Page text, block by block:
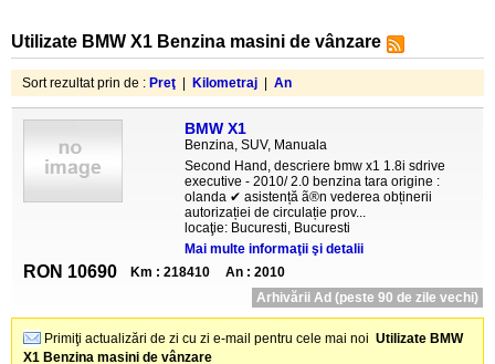
Utilizate BMW X1 Benzina masini de vânzare
Sort rezultat prin de : Preţ Kilometraj An
BMW X1
Benzina, SUV, Manuala
Second Hand, descriere bmw x1 1.8i sdrive
executive - 2010/ 2.0 benzina tara origine :
olanda ✔ asistență ã®n vederea obținerii
autorizației de circulație prov...
locaţie: Bucuresti, Bucuresti
Mai multe informaţii şi detalii
RON 10690 Km : 218410
An : 2010
Arhivării Ad (peste 90 de zile vechi)
Primiţi actualizări de zi cu zi e-mail pentru cele mai noi Utilizate BMW
X1 Benzina masini de vânzare